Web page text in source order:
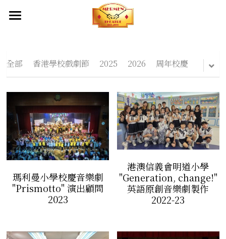
關於我們
成立目標
產品服務
創作團隊及夥伴
出品
出品
劇本庫
影片
幕後制作
服裝設計
化妝造型設計
舞台設計
傳媒報導
聯絡我們
全部 香港學校戲劇節 2025 2026 周年校慶
瑪利曼小學校慶音樂劇
"Prismotto" 演出顧問
2023
港澳信義會明道小學
"Generation, change!"
英語原創音樂劇製作
2022-23